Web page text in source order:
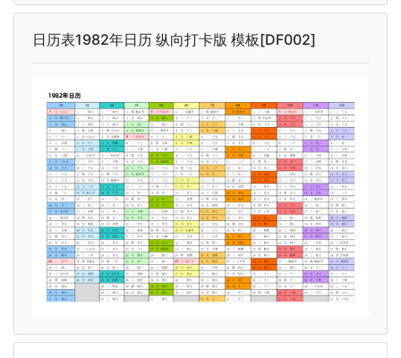
日历表1982年日历 纵向打卡版 模板[DF002]